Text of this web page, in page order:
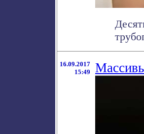
16.09.2017
15:49